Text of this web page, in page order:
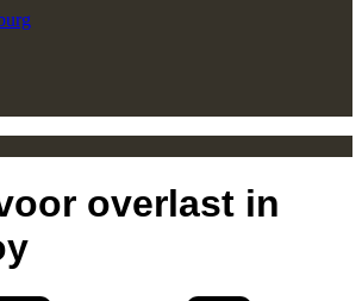
overlast in